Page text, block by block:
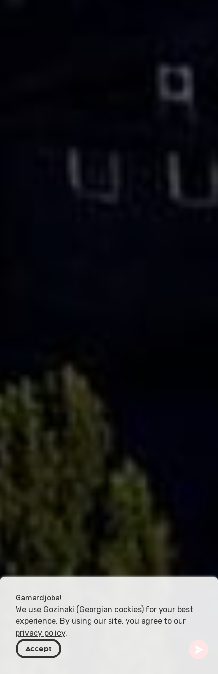
Gamardjoba!
We use Gozinaki (Georgian cookies) for your best
experience. By using our site, you agree to our
privacy policy.
Accept